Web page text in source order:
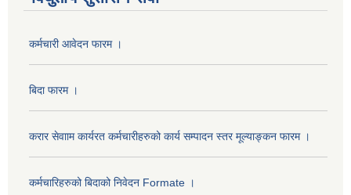
कर्मचारी आवेदन फारम ।
बिदा फारम ।
करार सेवााम कार्यरत कर्मचारीहरुको कार्य सम्पादन स्तर मूल्याङ्कन फारम ।
कर्मचारिहरुको बिदाको निवेदन Formate ।